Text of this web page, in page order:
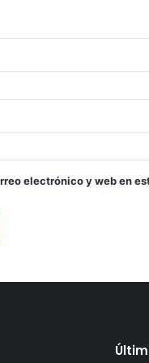
electrónico y web en